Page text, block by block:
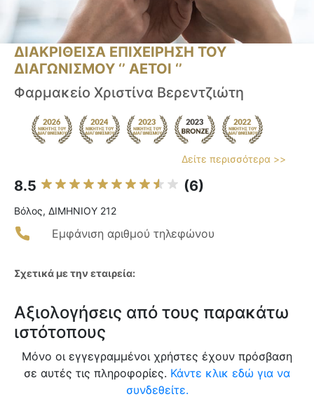
ΔΙΑΚΡΙΘΕΙΣΑ ΕΠΙΧΕΙΡΗΣΗ ΤΟΥ
ΔΙΑΓΩΝΙΣΜΟΥ ‘’ ΑΕΤΟΙ ‘’
Φαρμακείο Χριστίνα Βερεντζιώτη
Δείτε περισσότερα >>
8.5 (6)
Βόλος, ΔΙΜΗΝΙΟΥ 212
Εμφάνιση αριθμού τηλεφώνου
Σχετικά με την εταιρεία:
Αξιολογήσεις από τους παρακάτω
ιστότοπους
Μόνο οι εγγεγραμμένοι χρήστες έχουν πρόσβαση
σε αυτές τις πληροφορίες. Κάντε κλικ εδώ για να
συνδεθείτε.